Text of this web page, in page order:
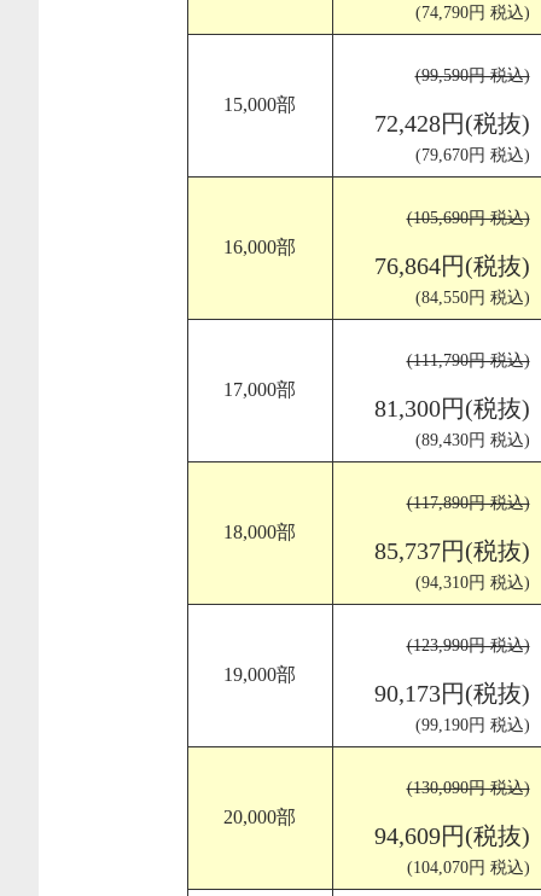
(74,790円 税込)
15,000部
(99,590円 税込)
72,428円(税抜)
(79,670円 税込)
16,000部
(105,690円 税込)
76,864円(税抜)
(84,550円 税込)
17,000部
(111,790円 税込)
81,300円(税抜)
(89,430円 税込)
18,000部
(117,890円 税込)
85,737円(税抜)
(94,310円 税込)
19,000部
(123,990円 税込)
90,173円(税抜)
(99,190円 税込)
20,000部
(130,090円 税込)
94,609円(税抜)
(104,070円 税込)